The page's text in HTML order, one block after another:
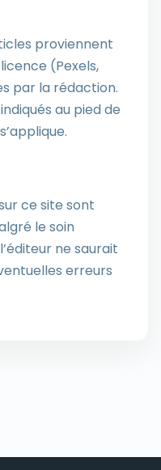
proviennent
(Pexels,
par la rédaction.
au pied de
ce site sont
le soin
ne saurait
erreurs